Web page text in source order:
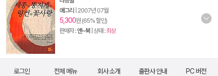
애그리
2007년 07월
5,300원 (65% 할인)
판매자 :앤~북| 상태 :최상
로그인 전체 메뉴 회사 소개 출판사 안내 PC 버전